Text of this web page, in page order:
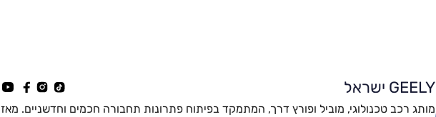
GEELY ישראל
מותג רכב טכנולוגי, מוביל ופורץ דרך, המתמקד בפיתוח פתרונות תחבורה חכמים וחדשניים. מאז